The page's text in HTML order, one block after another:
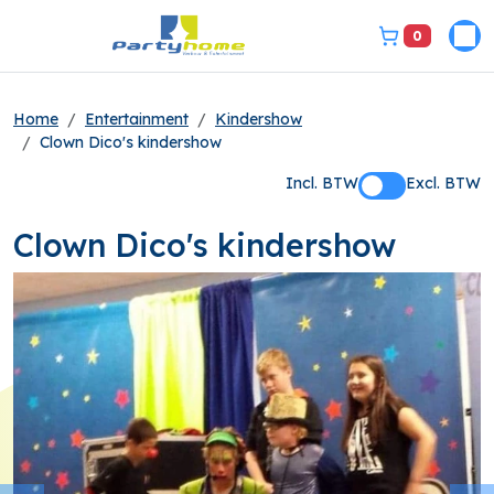
bel ons
0
Home Entertainment
Kindershow
Clown Dico's kindershow
Incl. BTW Excl. BTW
Clown Dico's kindershow